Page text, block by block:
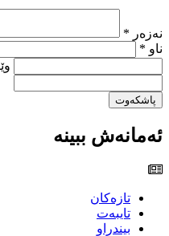
نەزەر *
ناو *
پاشکەوت
ئەمانەش ببینە
تازەکان
تایبەت
بیندراو